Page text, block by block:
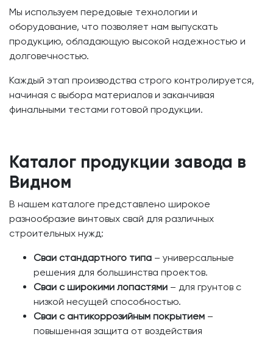
Мы используем передовые технологии и
оборудование, что позволяет нам выпускать
продукцию, обладающую высокой надежностью и
долговечностью.
Каждый этап производства строго контролируется,
начиная с выбора материалов и заканчивая
финальными тестами готовой продукции.
Каталог продукции завода в
Видном
В нашем каталоге представлено широкое
разнообразие винтовых свай для различных
строительных нужд:
Сваи стандартного типа – универсальные
решения для большинства проектов.
Сваи с широкими лопастями – для грунтов с
низкой несущей способностью.
Сваи с антикоррозийным покрытием –
повышенная защита от воздействия